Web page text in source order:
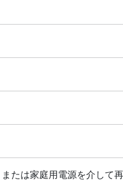
たは家庭用電源を介して